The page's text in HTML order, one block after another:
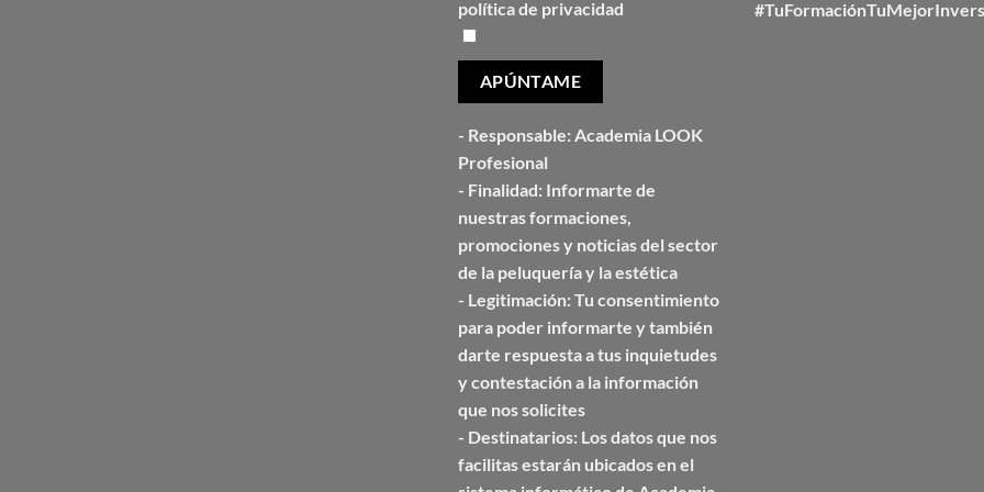
política de privacidad
- Responsable: Academia LOOK
Profesional
- Finalidad: Informarte de
nuestras formaciones,
promociones y noticias del sector
de la peluquería y la estética
- Legitimación: Tu consentimiento
para poder informarte y también
darte respuesta a tus inquietudes
y contestación a la información
que nos solicites
- Destinatarios: Los datos que nos
facilitas estarán ubicados en el